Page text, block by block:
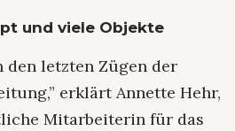
und viele Objekte
den letzten Zügen der
erklärt Annette Hehr,
Mitarbeiterin für das